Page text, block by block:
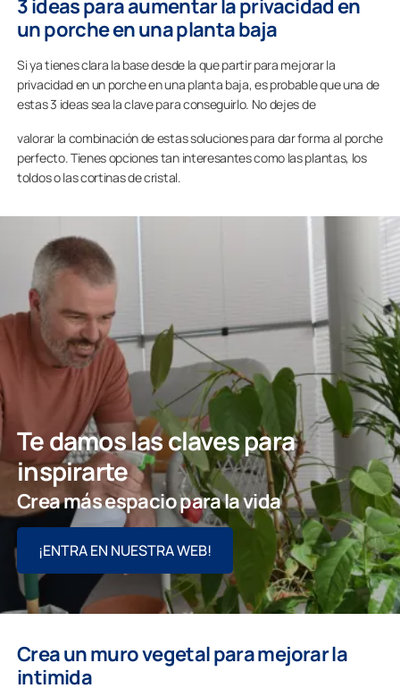
3 ideas para aumentar la privacidad en
un porche en una planta baja
Si ya tienes clara la base desde la que partir para mejorar la
privacidad en un porche en una planta baja, es probable que una de
estas 3 ideas sea la clave para conseguirlo. No dejes de
valorar la combinación de estas soluciones para dar forma al porche
perfecto. Tienes opciones tan interesantes como las plantas, los
toldos o las cortinas de cristal.
Te damos las claves para
inspirarte
Crea más espacio para la vida
¡ENTRA EN NUESTRA WEB!
Crea un muro vegetal para mejorar la
intimida